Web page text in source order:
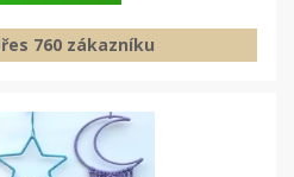
760 zákazníku